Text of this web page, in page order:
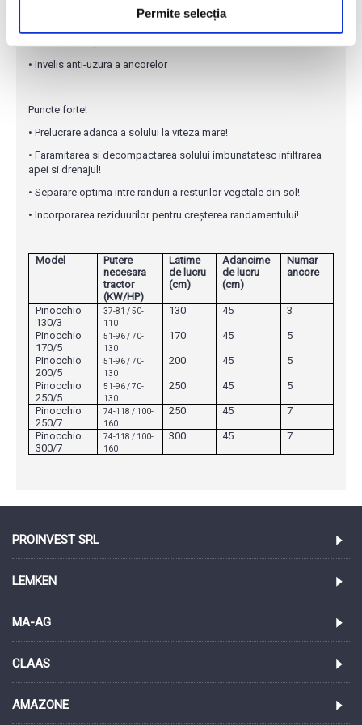
Permite selecția
• Invelis anti-uzura a ancorelor
Puncte forte!
• Prelucrare adanca a solului la viteza mare!
• Faramitarea si decompactarea solului imbunatatesc infiltrarea
apei si drenajul!
• Separare optima intre randuri a resturilor vegetale din sol!
• Incorporarea reziduurilor pentru creșterea randamentului!
Model
Putere
necesara
tractor
(KW/HP)
Latime
de lucru
(cm)
Adancime
de lucru
(cm)
Numar
ancore
Pinocchio
130/3
37-81 / 50-
110
130 45 3
Pinocchio
170/5
51-96 / 70-
130
170 45 5
Pinocchio
200/5
51-96 / 70-
130
200 45 5
Pinocchio
250/5
51-96 / 70-
130
250 45 5
Pinocchio
250/7
74-118 / 100-
160
250 45 7
Pinocchio
300/7
74-118 / 100-
160
300 45 7
PROINVEST SRL
LEMKEN
MA-AG
CLAAS
AMAZONE